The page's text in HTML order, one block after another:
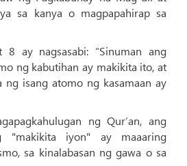
sa kanya o magpapahirap sa
ay nagsasabi: “Sinuman ang
ng kabutihan ay makikita ito, at
ng isang atomo ng kasamaan ay
ng Qur’an, ang
"makikita iyon" ay maaaring
sa kinalabasan ng gawa o sa